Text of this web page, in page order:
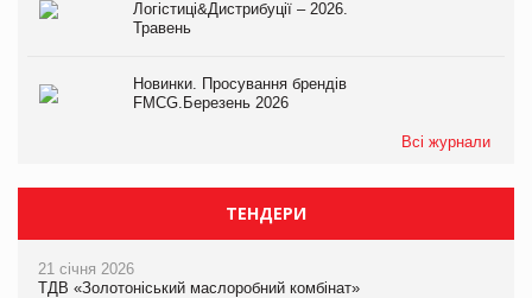
Логістиці&Дистрибуції – 2026.
Травень
Новинки. Просування брендів
FMCG.Березень 2026
Всі журнали
ТЕНДЕРИ
21 січня 2026
ТДВ «Золотоніський маслоробний комбінат»